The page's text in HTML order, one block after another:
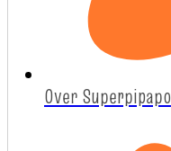
Over Superpipapo